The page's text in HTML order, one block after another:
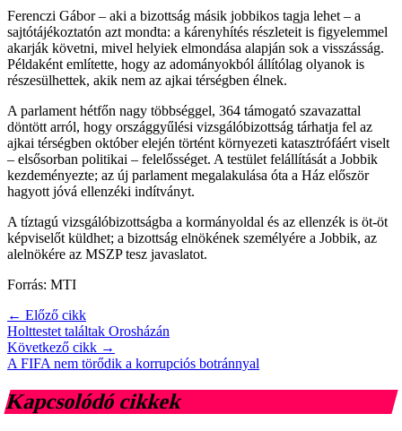
Ferenczi Gábor – aki a bizottság másik jobbikos tagja lehet – a
sajtótájékoztatón azt mondta: a kárenyhítés részleteit is figyelemmel
akarják követni, mivel helyiek elmondása alapján sok a visszásság.
Példaként említette, hogy az adományokból állítólag olyanok is
részesülhettek, akik nem az ajkai térségben élnek.
A parlament hétfőn nagy többséggel, 364 támogató szavazattal
döntött arról, hogy országgyűlési vizsgálóbizottság tárhatja fel az
ajkai térségben október elején történt környezeti katasztrófáért viselt
– elsősorban politikai – felelősséget. A testület felállítását a Jobbik
kezdeményezte; az új parlament megalakulása óta a Ház először
hagyott jóvá ellenzéki indítványt.
A tíztagú vizsgálóbizottságba a kormányoldal és az ellenzék is öt-öt
képviselőt küldhet; a bizottság elnökének személyére a Jobbik, az
alelnökére az MSZP tesz javaslatot.
Forrás: MTI
← Előző cikk
Holttestet találtak Orosházán
Következő cikk →
A FIFA nem törődik a korrupciós botránnyal
Kapcsolódó cikkek